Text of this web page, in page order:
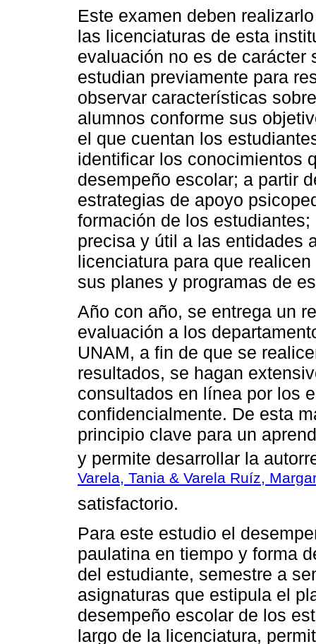
Este examen deben
las licenciaturas de esta
evaluación no es de carácter
estudian previamente para
observar características
alumnos conforme sus
el que cuentan los
identificar los conocimientos
desempeño escolar; a partir
estrategias de apoyo
formación de los
precisa y útil a las entidades
licenciatura para que
sus planes y programas de
Año con año, se entrega un
evaluación a los
UNAM, a fin de que se
resultados, se hagan
consultados en línea por los
confidencialmente. De esta
principio clave para un
y permite desarrollar la
Varela, Tania & Varela Ruíz,
satisfactorio.
Para este estudio el
paulatina en tiempo y forma
del estudiante, semestre a
asignaturas que estipula el
desempeño escolar de los
largo de la licenciatura,